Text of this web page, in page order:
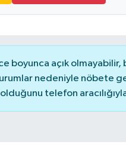
boyunca açık
nedeniyle nöbete
telefon